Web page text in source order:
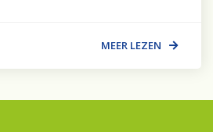
MEER LEZEN